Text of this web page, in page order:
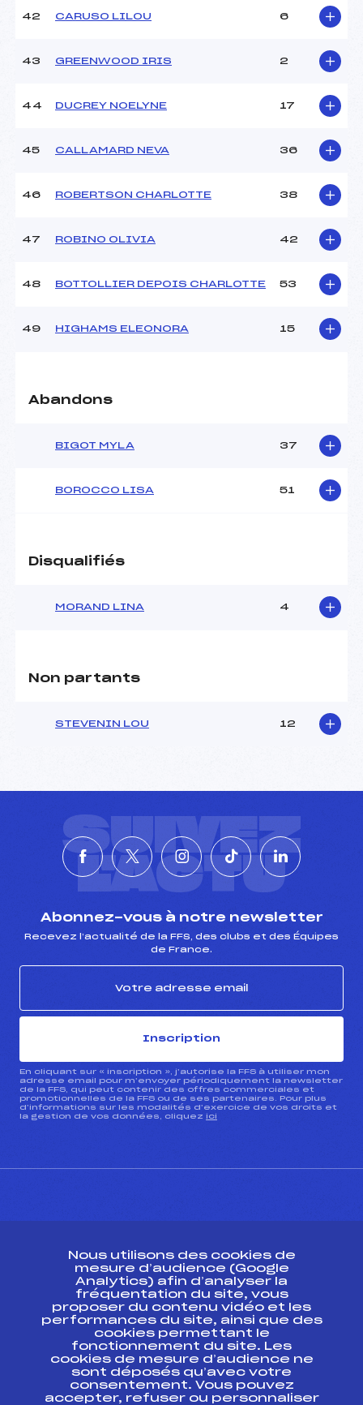
42 CARUSO LILOU 6
43 GREENWOOD IRIS 2
44 DUCREY NOELYNE 17
45 CALLAMARD NEVA 36
46 ROBERTSON CHARLOTTE 38
47 ROBINO OLIVIA 42
48 BOTTOLLIER DEPOIS CHARLOTTE 53
49 HIGHAMS ELEONORA 15
Abandons
BIGOT MYLA 37
BOROCCO LISA 51
Disqualifiés
MORAND LINA 4
Non partants
STEVENIN LOU 12
SUIVEZ
L'ACTU
Abonnez-vous à notre newsletter
Recevez l’actualité de la FFS, des clubs et des Équipes
de France.
Inscription
En cliquant sur « inscription », j’autorise la FFS à utiliser mon
adresse email pour m’envoyer périodiquement la newsletter
de la FFS, qui peut contenir des offres commerciales et
promotionnelles de la FFS ou de ses partenaires. Pour plus
d’informations sur les modalités d’exercice de vos droits et
la gestion de vos données, cliquez ici
Ressources
Pass’Neige
Projet sportif fédéral
Projet de performance fédéral
Antidopage
Pôle Développement, Formation, Suivi
Nous utilisons des cookies de
mesure d’audience (Google
Analytics) afin d’analyser la
fréquentation du site, vous
proposer du contenu vidéo et les
performances du site, ainsi que des
cookies permettant le
fonctionnement du site. Les
cookies de mesure d’audience ne
sont déposés qu’avec votre
consentement. Vous pouvez
accepter, refuser ou personnaliser